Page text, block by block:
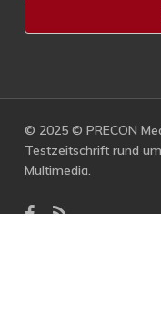
© 2025 © PRECON
Testzeitschrift rund
Multimedia.
facebook
RSS